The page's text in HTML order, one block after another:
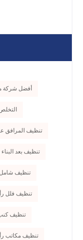
أفضل شركة
تنظيف المرافق
تنظيف بعد
تنظيف
تنظيف فلل
تنظيف
تنظيف مكاتب